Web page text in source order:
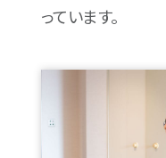
っています。